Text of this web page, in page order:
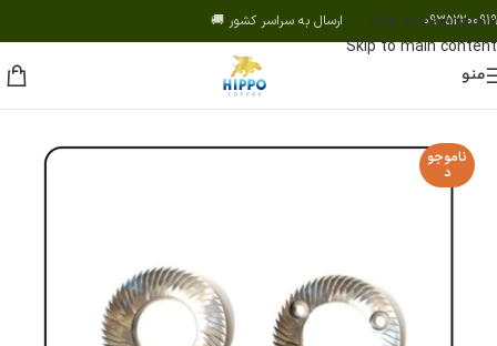
Skip to navigation
Skip to main content
09352200919 ارسال به سراسر کشور 🚚
منو
ناموجو
د